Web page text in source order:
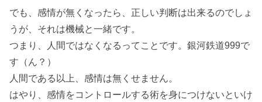
でも、感情が無くなったら、正しい判断は出来るのでしょ
うが、それは機械と一緒です。
つまり、人間ではなくなるってことです。銀河鉄道999で
す（ん？）
人間である以上、感情は無くせません。
はやり、感情をコントロールする術を身につけないといけ